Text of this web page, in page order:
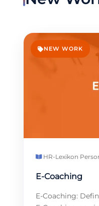
NEW WORK
HR-Lexikon·
E-Coaching
E-Coaching: